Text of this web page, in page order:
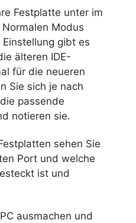
Festplatte unter im
Modus
gibt es
älteren IDE-
für die neueren
Sie sich je nach
passende
notieren sie.
sehen Sie
Port und welche
ist und
ausmachen und